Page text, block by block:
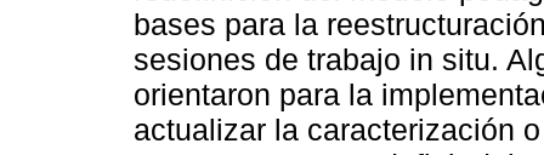
bases para la
sesiones de trabajo in situ.
orientaron para la
actualizar la caracterización